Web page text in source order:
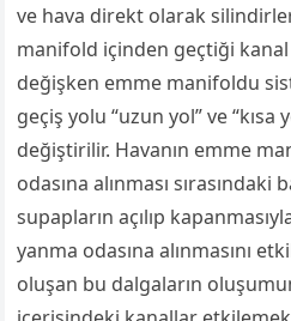
ve hava direkt olarak
manifold içinden geçtiği
değişken emme manifoldu
geçiş yolu “uzun yol” ve “kısa
değiştirilir. Havanın emme
odasına alınması sırasındaki
supapların açılıp
yanma odasına alınmasını
oluşan bu dalgaların